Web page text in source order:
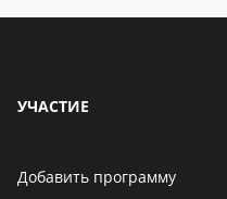
УЧАСТИЕ
Добавить программу